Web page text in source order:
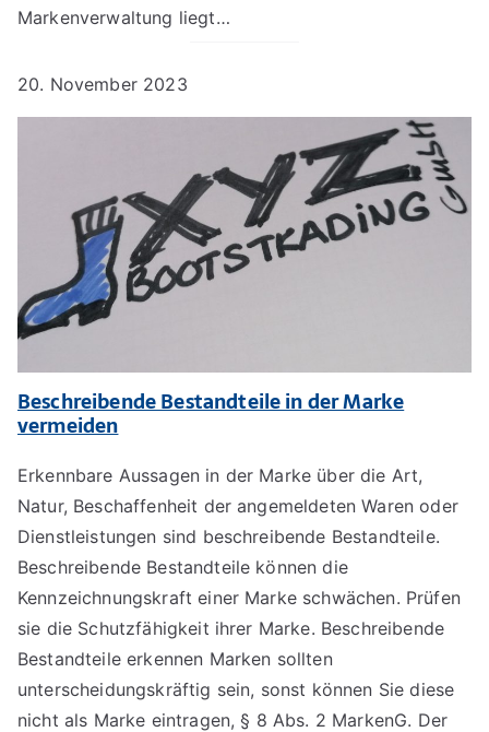
Markenverwaltung liegt…
20. November 2023
Beschreibende Bestandteile in der Marke
vermeiden
Erkennbare Aussagen in der Marke über die Art,
Natur, Beschaffenheit der angemeldeten Waren oder
Dienstleistungen sind beschreibende Bestandteile.
Beschreibende Bestandteile können die
Kennzeichnungskraft einer Marke schwächen. Prüfen
sie die Schutzfähigkeit ihrer Marke. Beschreibende
Bestandteile erkennen Marken sollten
unterscheidungskräftig sein, sonst können Sie diese
nicht als Marke eintragen, § 8 Abs. 2 MarkenG. Der